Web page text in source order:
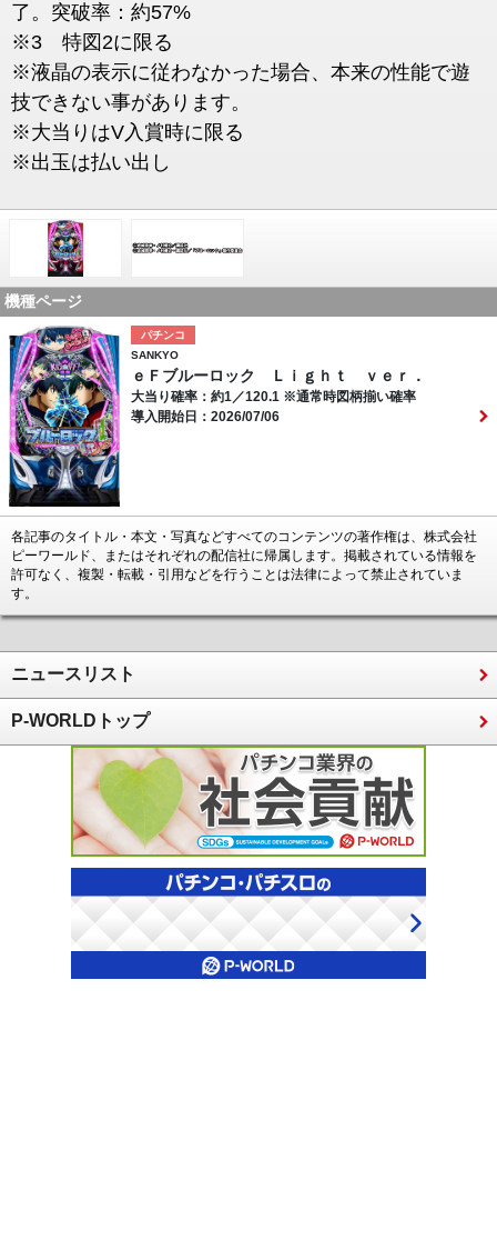
了。突破率：約57%
※3 特図2に限る
※液晶の表示に従わなかった場合、本来の性能で遊
技できない事があります。
※大当りはV入賞時に限る
※出玉は払い出し
機種ページ
パチンコ
SANKYO
ｅＦブルーロック Ｌｉｇｈｔ ｖｅｒ．
大当り確率：約1／120.1 ※通常時図柄揃い確率
導入開始日：2026/07/06
各記事のタイトル・本文・写真などすべてのコンテンツの著作権は、株式会社
ピーワールド、またはそれぞれの配信社に帰属します。掲載されている情報を
許可なく、複製・転載・引用などを行うことは法律によって禁止されていま
す。
ニュースリスト
P-WORLDトップ